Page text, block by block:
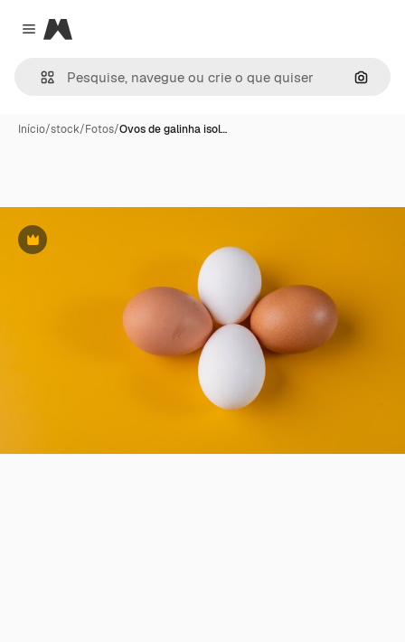
Close menu
Magnific
Início/stock/Fotos/Ovos de galinha isol…
Premium